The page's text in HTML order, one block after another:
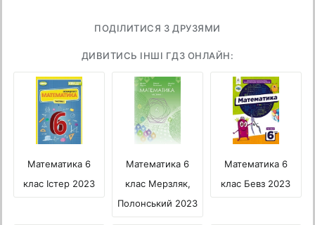
ПОДІЛИТИСЯ З ДРУЗЯМИ
ДИВИТИСЬ ІНШІ ГДЗ ОНЛАЙН:
Математика 6
клас Істер 2023
Математика 6
клас Мерзляк,
Полонський 2023
Математика 6
клас Бевз 2023